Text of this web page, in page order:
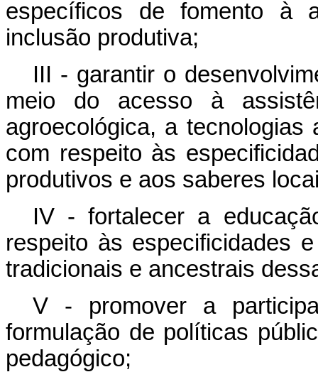
específicos de fomento à
inclusão produtiva;
III - garantir o
meio do acesso à
agroecológica, a
com respeito às
produtivos e aos saberes
IV - fortalecer a
respeito às especificidades e
tradicionais e ancestrais
V - promover a
formulação de políticas
pedagógico;